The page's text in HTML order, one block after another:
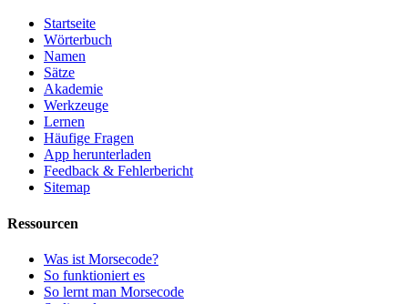
Startseite
Wörterbuch
Namen
Sätze
Akademie
Werkzeuge
Lernen
Häufige Fragen
App herunterladen
Feedback & Fehlerbericht
Sitemap
Ressourcen
Was ist Morsecode?
So funktioniert es
So lernt man Morsecode